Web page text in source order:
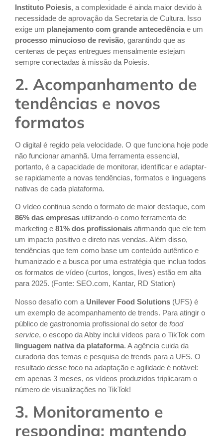
Instituto Poiesis, a complexidade é ainda maior devido à
necessidade de aprovação da Secretaria de Cultura. Isso
exige um planejamento com grande antecedência e um
processo minucioso de revisão, garantindo que as
centenas de peças entregues mensalmente estejam
sempre conectadas à missão da Poiesis.
2. Acompanhamento de
tendências e novos
formatos
O digital é regido pela velocidade. O que funciona hoje pode
não funcionar amanhã. Uma ferramenta essencial,
portanto, é a capacidade de monitorar, identificar e adaptar-
se rapidamente a novas tendências, formatos e linguagens
nativas de cada plataforma.
O vídeo continua sendo o formato de maior destaque, com
86% das empresas utilizando-o como ferramenta de
marketing e 81% dos profissionais afirmando que ele tem
um impacto positivo e direto nas vendas. Além disso,
tendências que tem como base um conteúdo autêntico e
humanizado e a busca por uma estratégia que inclua todos
os formatos de vídeo (curtos, longos, lives) estão em alta
para 2025. (Fonte: SEO.com, Kantar, RD Station)
Nosso desafio com a Unilever Food Solutions (UFS) é
um exemplo de acompanhamento de trends. Para atingir o
público de gastronomia profissional do setor de food
service, o escopo da Abby inclui vídeos para o TikTok com
linguagem nativa da plataforma. A agência cuida da
curadoria dos temas e pesquisa de trends para a UFS. O
resultado desse foco na adaptação e agilidade é notável:
em apenas 3 meses, os vídeos produzidos triplicaram o
número de visualizações no TikTok!
3. Monitoramento e
responding: mantendo